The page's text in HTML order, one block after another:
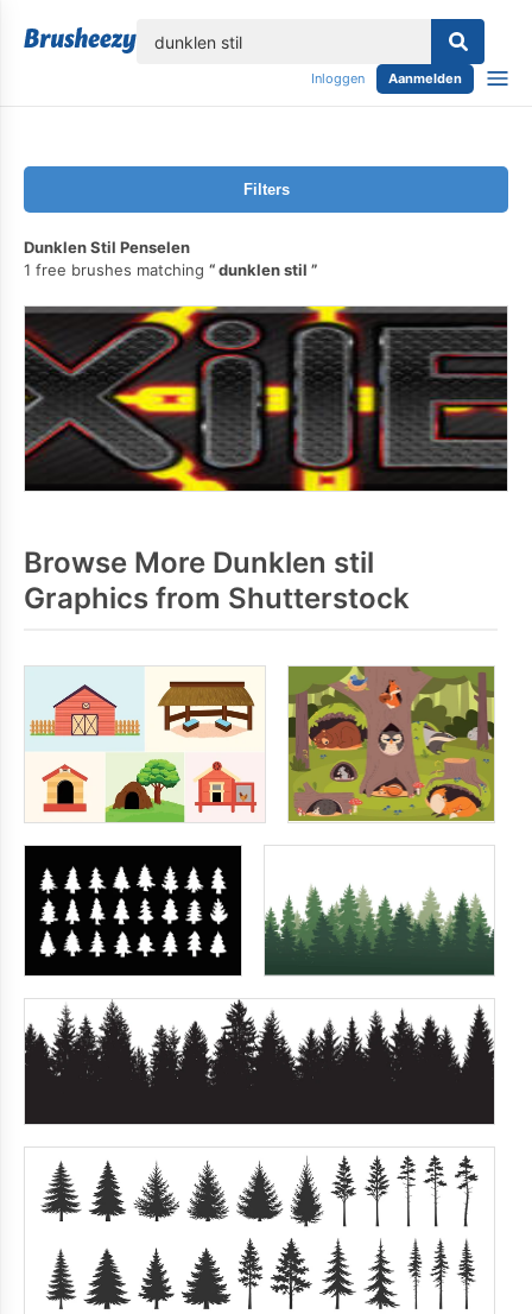
Inloggen Aanmelden
Filters
Dunklen Stil Penselen
1 free brushes matching
dunklen stil
Browse More Dunklen stil
Graphics from Shutterstock